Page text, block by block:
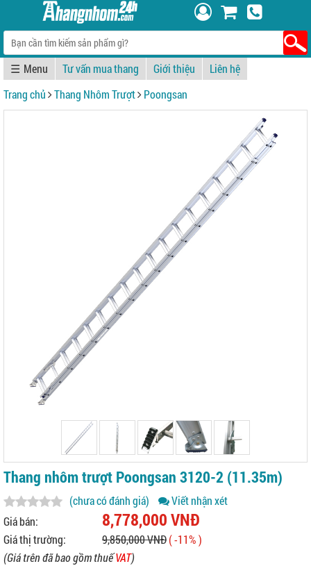
☰ Tư vấn mua thang Giới thiệu
Liên hệ
Trang chủ
Thang Nhôm Trượt Poongsan
Thang nhôm trượt Poongsan 3120-2 (11.35m)
(chưa có đánh giá)
Viết nhận xét
Giá bán:
8,778,000 VNĐ
Giá thị trường: 9,850,000 VNĐ( -11% )
(Giá trên đã bao gồm thuếVAT)